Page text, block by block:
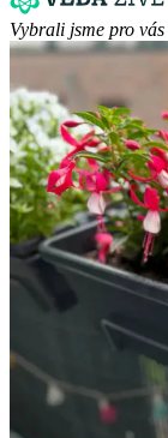
Vybrali jsme pro vás